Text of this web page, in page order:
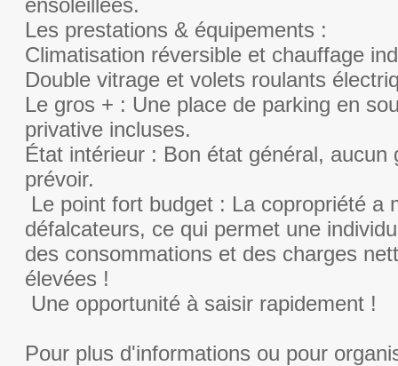
ensoleillées.
Les prestations & équipements :
Climatisation réversible et chauffage
Double vitrage et volets roulants
Le gros + : Une place de parking en
privative incluses.
État intérieur : Bon état général, aucun
prévoir.
Le point fort budget : La copropriété a
défalcateurs, ce qui permet une
des consommations et des charges
élevées !
Une opportunité à saisir rapidement !
Pour plus d'informations ou pour